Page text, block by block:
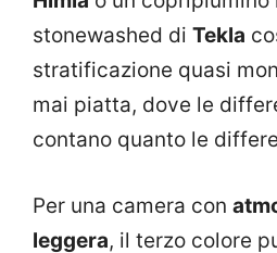
stonewashed di Tekla
stratificazione quasi
mai piatta, dove le
contano quanto le
Per una camera con
leggera, il terzo colore